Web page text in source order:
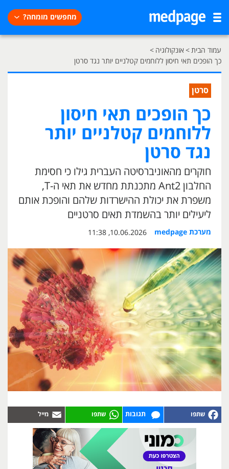
מחפשים מומחה?
עמוד הבית> אונקולוגיה >
כך הופכים תאי חיסון ללוחמים קטלניים יותר נגד סרטן
סרטן
כך הופכים תאי חיסון
ללוחמים קטלניים יותר
נגד סרטן
חוקרים מהאוניברסיטה העברית גילו כי חסימת
החלבון Ant2 מתכנתת מחדש את תאי ה-T,
משפרת את יכולת ההישרדות שלהם והופכת אותם
ליעילים יותר בהשמדת תאים סרטניים
מערכת medpage 10.06.2026, 11:38
תגובות